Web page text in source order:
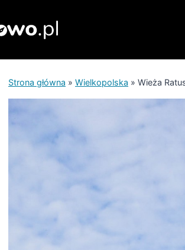
Strona główna » Wielkopolska » Wieża